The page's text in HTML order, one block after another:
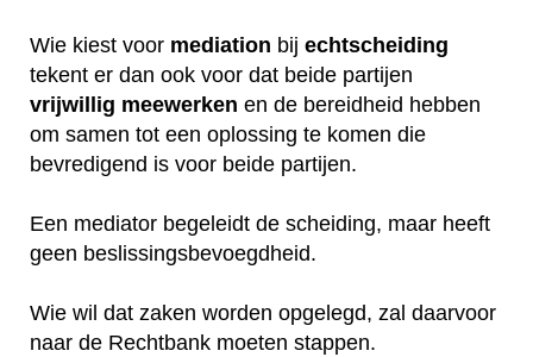
Wie kiest voor mediation bij echtscheiding
tekent er dan ook voor dat beide partijen
vrijwillig meewerken en de bereidheid hebben
om samen tot een oplossing te komen die
bevredigend is voor beide partijen.
Een mediator begeleidt de scheiding, maar heeft
geen beslissingsbevoegdheid.
Wie wil dat zaken worden opgelegd, zal daarvoor
naar de Rechtbank moeten stappen.